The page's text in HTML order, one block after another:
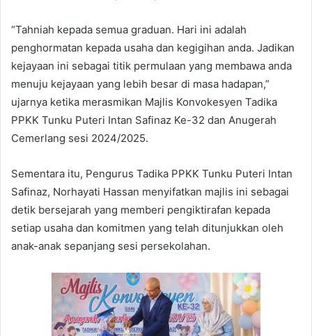
“Tahniah kepada semua graduan. Hari ini adalah
penghormatan kepada usaha dan kegigihan anda. Jadikan
kejayaan ini sebagai titik permulaan yang membawa anda
menuju kejayaan yang lebih besar di masa hadapan,”
ujarnya ketika merasmikan Majlis Konvokesyen Tadika
PPKK Tunku Puteri Intan Safinaz Ke-32 dan Anugerah
Cemerlang sesi 2024/2025.
Sementara itu, Pengurus Tadika PPKK Tunku Puteri Intan
Safinaz, Norhayati Hassan menyifatkan majlis ini sebagai
detik bersejarah yang memberi pengiktirafan kepada
setiap usaha dan komitmen yang telah ditunjukkan oleh
anak-anak sepanjang sesi persekolahan.